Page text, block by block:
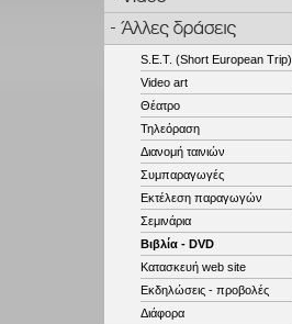
S.E.T. (Short European Trip)
Video art
Θέατρο
Τηλεόραση
Διανομή ταινιών
Συμπαραγωγές
Εκτέλεση παραγωγών
Σεμινάρια
Βιβλία - DVD
Κατασκευή web site
Εκδηλώσεις - προβολές
Διάφορα